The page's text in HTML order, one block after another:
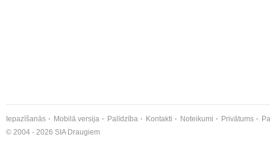
Iepazīšanās Mobilā versija Palīdzība Kontakti Noteikumi Privātums
© 2004 - 2026 SIA Draugiem